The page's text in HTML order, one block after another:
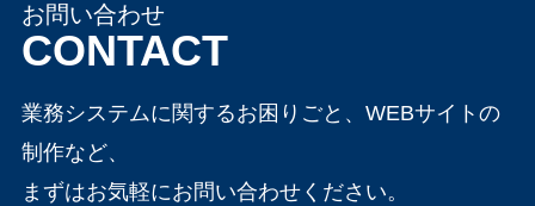
お問い合わせ
CONTACT
業務システムに関するお困りごと、WEBサイトの
制作など、
まずはお気軽にお問い合わせください。